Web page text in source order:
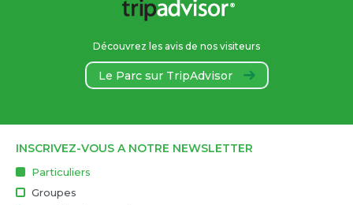
Découvrez les avis de nos visiteurs
Le Parc sur TripAdvisor
INSCRIVEZ-VOUS A NOTRE NEWSLETTER
Particuliers
Groupes